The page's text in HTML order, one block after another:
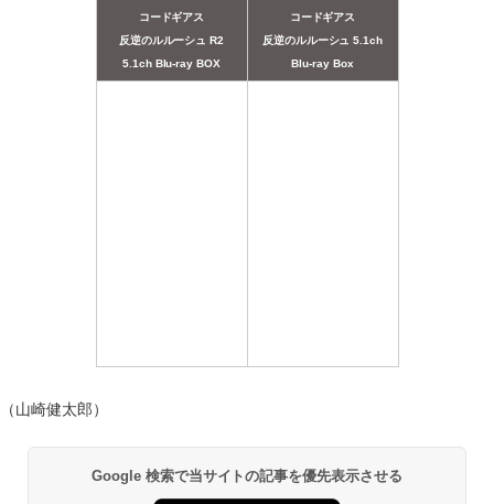
コードギアス
反逆のルルーシュ R2
5.1ch Blu-ray BOX
コードギアス
反逆のルルーシュ 5.1ch
Blu-ray Box
（山崎健太郎）
Google 検索で当サイトの記事を優先表示させる